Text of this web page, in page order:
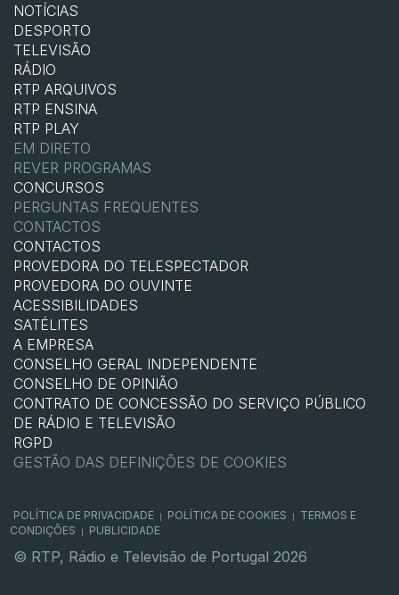
NOTÍCIAS
DESPORTO
TELEVISÃO
RÁDIO
RTP ARQUIVOS
RTP ENSINA
RTP PLAY
EM DIRETO
REVER PROGRAMAS
CONCURSOS
PERGUNTAS FREQUENTES
CONTACTOS
CONTACTOS
PROVEDORA DO TELESPECTADOR
PROVEDORA DO OUVINTE
ACESSIBILIDADES
SATÉLITES
A EMPRESA
CONSELHO GERAL INDEPENDENTE
CONSELHO DE OPINIÃO
CONTRATO DE CONCESSÃO DO SERVIÇO PÚBLICO
DE RÁDIO E TELEVISÃO
RGPD
GESTÃO DAS DEFINIÇÕES DE COOKIES
POLÍTICA DE PRIVACIDADE POLÍTICA DE COOKIES
TERMOS E
CONDIÇÕES
PUBLICIDADE
© RTP, Rádio e Televisão de Portugal 2026